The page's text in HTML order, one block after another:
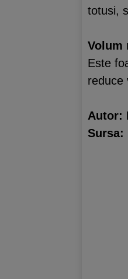
totusi,
Volum
Este
reduce
Autor:
Sursa: